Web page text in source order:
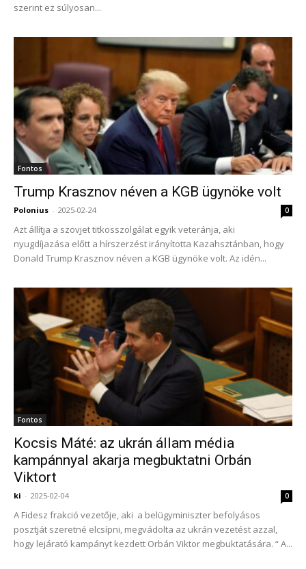
szerint ez súlyosan...
Fontos
Trump Krasznov néven a KGB ügynöke volt
Polonius - 2025-02-24 0
Azt állítja a szovjet titkosszolgálat egyik veteránja, aki
nyugdíjazása előtt a hírszerzést irányította Kazahsztánban, hogy
Donald Trump Krasznov néven a KGB ügynöke volt. Az idén...
Fontos
Kocsis Máté: az ukrán állam média
kampánnyal akarja megbuktatni Orbán
Viktort
ki - 2025-02-04 0
A Fidesz frakció vezetője, aki a belügyminiszter befolyásos
posztját szeretné elcsípni, megvádolta az ukrán vezetést azzal,
hogy lejárató kampányt kezdett Orbán Viktor megbuktatására. “ A...